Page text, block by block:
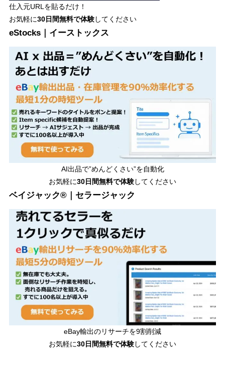
仕入元URLを貼るだけ！
お気軽に30日間無料で体験してください
eStocks｜イーストックス
AI出品で”めんどくさい”を自動化
お気軽に30日間無料で体験してください
ベイジャック®｜セラージャック
eBay輸出のリサーチを9割削減
お気軽に30日間無料で体験してください